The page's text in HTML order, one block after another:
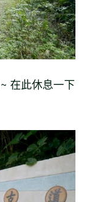
~ 在此休息一下